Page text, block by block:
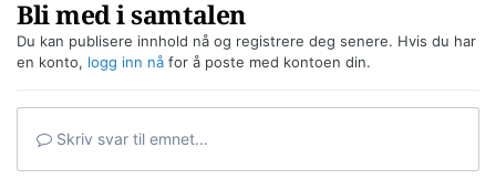
Bli med i samtalen
Du kan publisere innhold nå og registrere deg senere. Hvis du har
en konto, logg inn nå for å poste med kontoen din.
Skriv svar til emnet...